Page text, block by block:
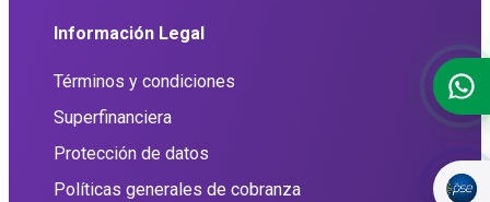
Información Legal
Términos y condiciones
Superfinanciera
Protección de datos
Políticas generales de cobranza